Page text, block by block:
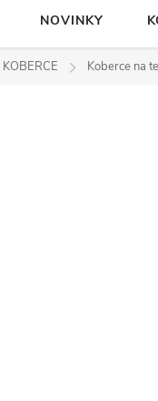
NOVINKY
KOBERCE Koberce na